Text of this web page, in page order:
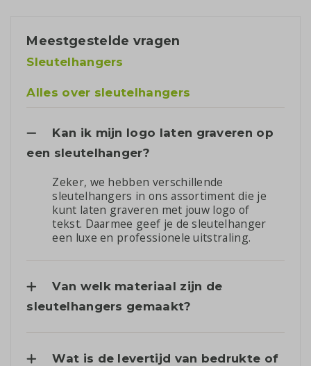
Meestgestelde vragen
Sleutelhangers
Alles over sleutelhangers
Kan ik mijn logo laten graveren op
een sleutelhanger?
Zeker, we hebben verschillende
sleutelhangers in ons assortiment die je
kunt laten graveren met jouw logo of
tekst. Daarmee geef je de sleutelhanger
een luxe en professionele uitstraling.
Van welk materiaal zijn de
sleutelhangers gemaakt?
Wat is de levertijd van bedrukte of